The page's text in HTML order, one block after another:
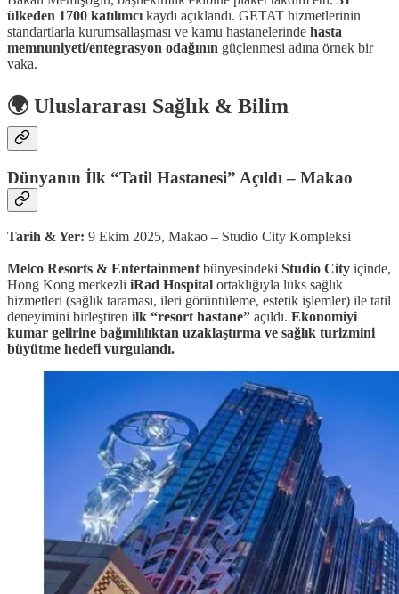
ülkeden 1700 katılımcıkaydı açıklandı. GETAT hizmetlerinin
standartlarla kurumsallaşması ve kamu hastanelerinde hasta
memnuniyeti/entegrasyon odağının güçlenmesi adına örnek bir
vaka.
🌍 Uluslararası Sağlık & Bilim
Dünyanın İlk “Tatil Hastanesi” Açıldı – Makao
Tarih & Yer: 9 Ekim 2025, Makao – Studio City Kompleksi
Melco Resorts & Entertainment bünyesindeki Studio City içinde,
Hong Kong merkezli iRad Hospital ortaklığıyla lüks sağlık
hizmetleri (sağlık taraması, ileri görüntüleme, estetik işlemler) ile tatil
deneyimini birleştiren ilk “resort hastane” açıldı. Ekonomiyi
kumar gelirine bağımlılıktan uzaklaştırma ve sağlık turizmini
büyütme hedefi vurgulandı.